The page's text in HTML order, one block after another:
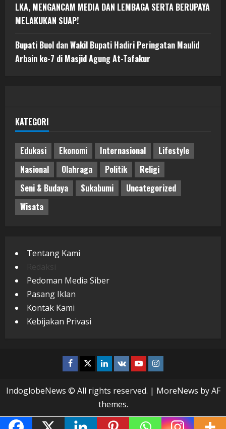
LKA, MENGANCAM MEDIA DAN LEMBAGA SERTA BERUPAYA
MELAKUKAN SUAP!
Bupati Buol dan Wakil Bupati Hadiri Peringatan Maulid
Arbain ke-7 di Masjid Agung At-Tafakur
KATEGORI
Edukasi Ekonomi Internasional
Lifestyle
Nasional
Olahraga Politik
Religi
Seni & Budaya
Sukabumi
Uncategorized
Wisata
Tentang Kami
Pedoman Media Siber
Pasang Iklan
Kontak Kami
Kebijakan Privasi
Facebook
TwitterLinkedin
VK YoutubeInstagram
IndoglobeNews © All rights reserved. | MoreNews by AF
themes.